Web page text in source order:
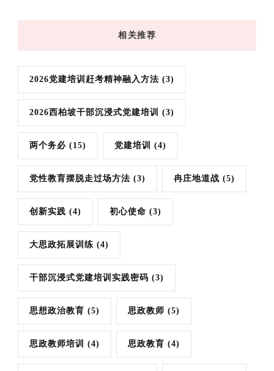
相关推荐
2026党建培训赶考精神融入方法 (3)
2026西柏坡干部沉浸式党建培训 (3)
两个务必 (15) 党建培训 (4)
党性教育摆脱走过场方法 (3) 冉庄地道战 (5)
创新实践 (4) 初心使命 (3)
大思政拓展训练 (4)
干部沉浸式党建培训实践密码 (3)
思想政治教育 (5) 思政教师 (5)
思政教师培训 (4) 思政教育 (4)